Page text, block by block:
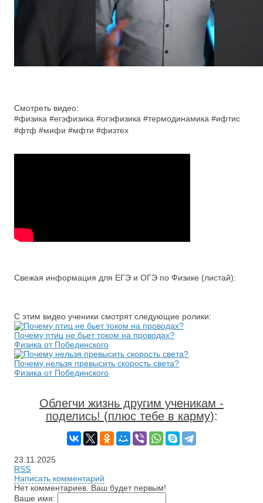
Смотреть видео:
#физика #егэфизика #огэфизика #термодинамика #ифтис
#фтф #мифи #мфти #физтех
Свежая информация для ЕГЭ и ОГЭ по Физике (листай):
С этим видео ученики смотрят следующие ролики:
Почему птиц не бьет током на проводах?
Физика от Побединского
Почему нельзя превысить скорость света?
Физика от Побединского
Облегчи жизнь другим ученикам -
поделись! (плюс тебе в карму):
23.11.2025
RSS
Написать комментарий
Нет комментариев. Ваш будет первым!
Ваше имя: